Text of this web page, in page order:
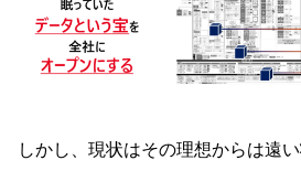
しかし、現状はその理想からは遠